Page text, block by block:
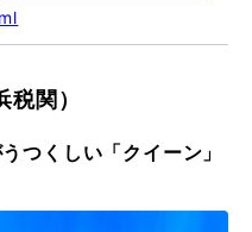
ml
関）
つくしい「クイーン」